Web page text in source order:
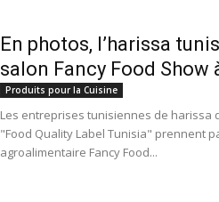
En photos, l’harissa
salon Fancy Food Show
Produits pour la Cuisine
Les entreprises tunisiennes de harissa
"Food Quality Label Tunisia" prennent
agroalimentaire Fancy Food...